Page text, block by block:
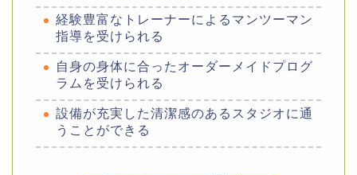
経験豊富なトレーナーによるマンツーマン
指導を受けられる
自身の身体に合ったオーダーメイドプログ
ラムを受けられる
設備が充実した清潔感のあるスタジオに通
うことができる